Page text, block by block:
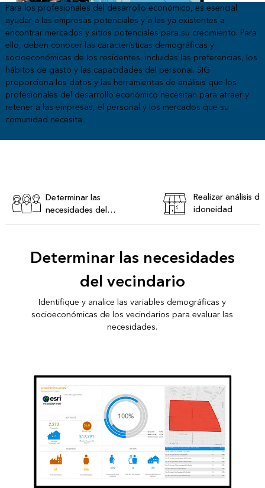
Para los profesionales del desarrollo económico, es esencial
ayudar a las empresas potenciales y a las ya existentes a
encontrar mercados y sitios potenciales para su crecimiento. Para
ello, deben conocer las características demográficas y
socioeconómicas de los residentes, incluidas las preferencias, los
hábitos de gasto y las capacidades del personal. SIG
proporciona los datos y las herramientas de análisis que los
profesionales del desarrollo económico necesitan para atraer y
retener a las empresas, el personal y los mercados que su
comunidad necesita.
Determinar las
necesidades del
vecindario
Realizar análisis de
idoneidad
Determinar las necesidades
del vecindario
Identifique y analice las variables demográficas y
socioeconómicas de los vecindarios para evaluar las
necesidades.